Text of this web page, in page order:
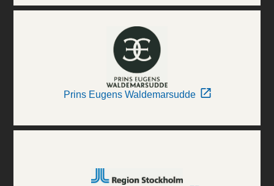
Prins Eugens Waldemarsudde